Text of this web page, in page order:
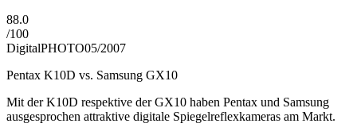
88.0
/100
DigitalPHOTO05/2007
Pentax K10D vs. Samsung GX10
Mit der K10D respektive der GX10 haben Pentax und Samsung
ausgesprochen attraktive digitale Spiegelreflexkameras am Markt.